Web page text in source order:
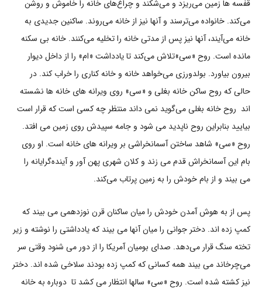
قفسه ها زمین می‌ریزد و می‌شکند و چراغ‌های خانه را خاموش و روشن
می‌کند. خانواده می‌ترسند و آنها نیز از خانه می‌روند. ساکنین جدیدی به
خانه می‌آیند، آنها نیز پس از مدتی خانه را تخلیه می‌کنند. خانه بی سکنه
مانده است. روح «سی»تلاش می‌کند تا یادداشت «ام» را از داخل دیوار
بیرون بیاورد. بولدورزی می‌خواهد خانه و خانه کناری را خراب کند. در
حالی که روح ساکن خانه بغلی و «سی» روی ویرانه های خانه ها نشسته
اند روح خانه بغلی می‌گوید نمی داند منتظر چه کسی است که قرار است
بیایید بنابراین روح ناپدید می شود و جامه سپیدش روی زمین می افتد.
روح «سی» شاهد ساختن آسمانخراشی بر ویرانه های خانه است. او روی
بام این آسمانخراش قدم می زند و کلان شهری پهن آور و آینده‌گرایانه را
می بیند و از بام خودش را به زمین پرتاب می‌کند.
پس از به هوش آمدن خودش را میان ساکنان قرن نوزدهمی می بیند که
کمپ زده اند. دختر جوانی را میان آنها می بیند که یادداشتی را نوشته و زیر
تخته سنگ قرار می‌دهد. صدای بومیان آمریکا را از دور می شنود وقتی سر
می‌چرخاند می بیند همه کسانی که کمپ زده بودند سلاخی شده اند. دختر
نیز کشته شده است. روح «سی» سالها انتظار می کشد تا دوباره به خانه